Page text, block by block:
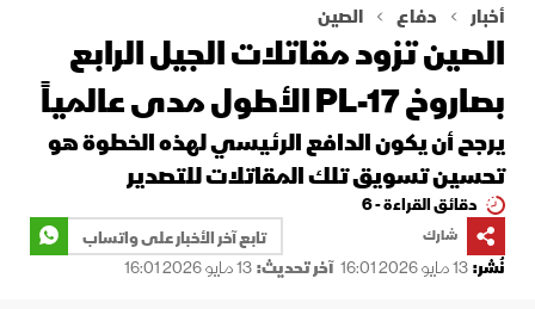
أخبار دفاع الصين
الصين تزود مقاتلات الجيل الرابع
بصاروخ PL-17 الأطول مدى عالمياً
يرجح أن يكون الدافع الرئيسي لهذه الخطوة هو
تحسين تسويق تلك المقاتلات للتصدير
دقائق القراءة - 6
شارك
تابع آخر الأخبار على واتساب
نُشر:13 مايو 2026 16:01 آخر تحديث:13 مايو 2026 16:01